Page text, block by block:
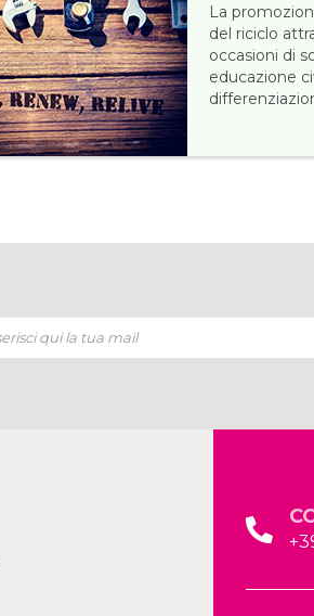
La
del riciclo
occasioni di
educazione